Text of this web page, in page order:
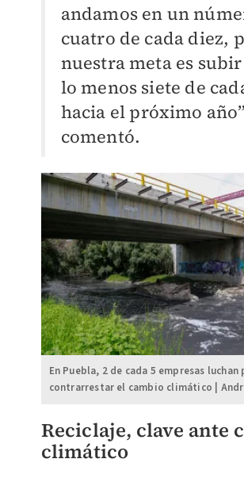
andamos en un
cuatro de cada diez,
nuestra meta es
lo menos siete de
hacia el próximo
comentó.
En Puebla, 2 de cada 5 empresas luchan
contrarrestar el cambio climático |
Reciclaje, clave ante
climático